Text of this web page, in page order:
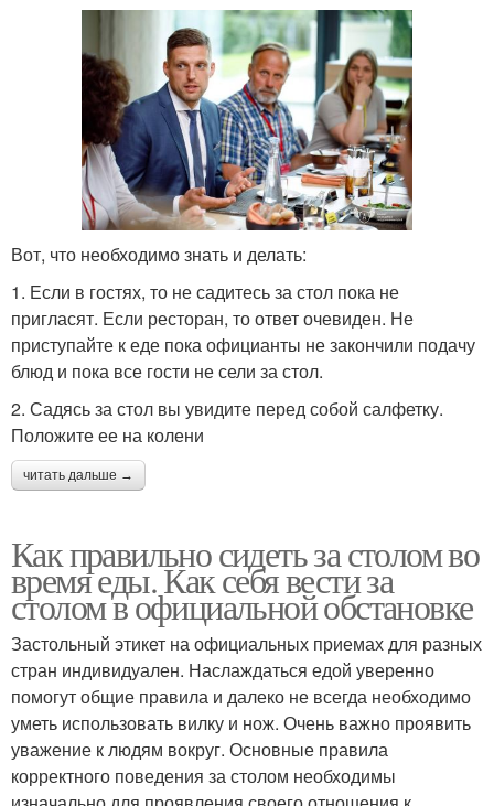
Вот, что необходимо знать и делать:
1. Если в гостях, то не садитесь за стол пока не
пригласят. Если ресторан, то ответ очевиден. Не
приступайте к еде пока официанты не закончили подачу
блюд и пока все гости не сели за стол.
2. Садясь за стол вы увидите перед собой салфетку.
Положите ее на колени
читать дальше →
Как правильно сидеть за столом во
время еды. Как себя вести за
столом в официальной обстановке
Застольный этикет на официальных приемах для разных
стран индивидуален. Наслаждаться едой уверенно
помогут общие правила и далеко не всегда необходимо
уметь использовать вилку и нож. Очень важно проявить
уважение к людям вокруг. Основные правила
корректного поведения за столом необходимы